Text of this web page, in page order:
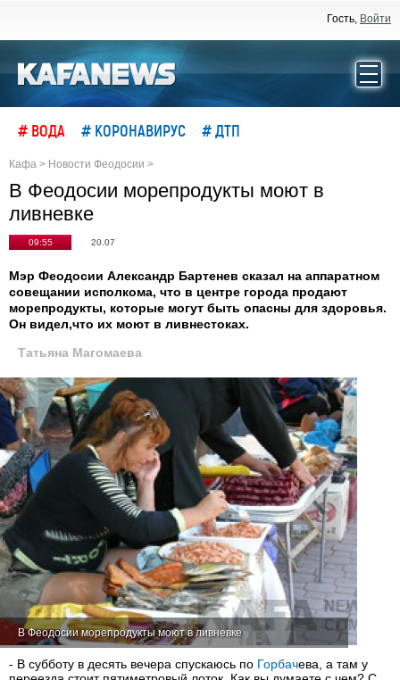
Гость, Войти
# ВОДА # КОРОНАВИРУС # ДТП
Кафа > Новости Феодосии >
В Феодосии морепродукты моют в
ливневке
09:55 20.07
Мэр Феодосии Александр Бартенев сказал на аппаратном
совещании исполкома, что в центре города продают
морепродукты, которые могут быть опасны для здоровья.
Он видел,что их моют в ливнестоках.
Tатьяна Магомаева
В Феодосии морепродукты моют в ливневке
- В субботу в десять вечера спускаюсь по Горбачева, а там у